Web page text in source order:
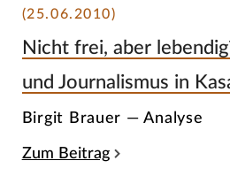
(25.06.2010)
Nicht frei, aber
und Journalismus in
Birgit Brauer — Analyse
Zum Beitrag